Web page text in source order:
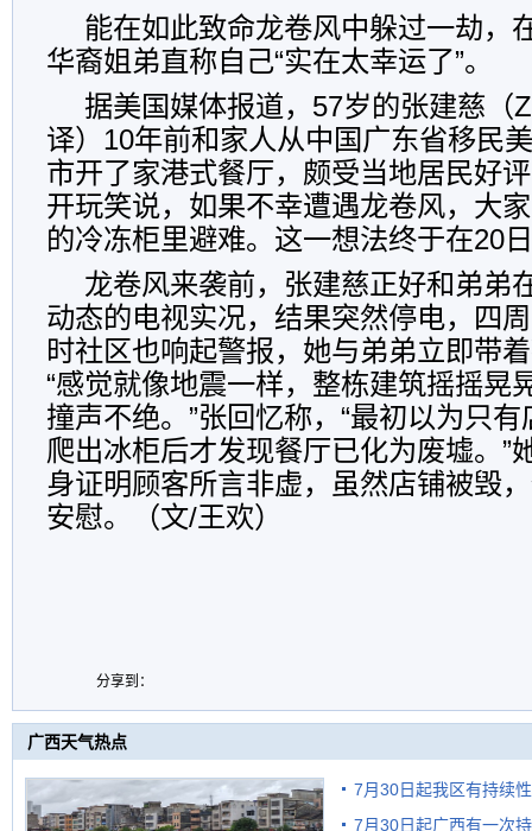
能在如此致命龙卷风中躲过一劫，
华裔姐弟直称自己“实在太幸运了”。
据美国媒体报道，57岁的张建慈（
译）10年前和家人从中国广东省移民
市开了家港式餐厅，颇受当地居民好
开玩笑说，如果不幸遭遇龙卷风，大
的冷冻柜里避难。这一想法终于在20
龙卷风来袭前，张建慈正好和弟弟
动态的电视实况，结果突然停电，四
时社区也响起警报，她与弟弟立即带
“感觉就像地震一样，整栋建筑摇摇晃
撞声不绝。”张回忆称，“最初以为只
爬出冰柜后才发现餐厅已化为废墟。”
身证明顾客所言非虚，虽然店铺被毁
安慰。（文/王欢）
分享到：
广西天气热点
7月30日起我区有持续
7月30日起广西有一次